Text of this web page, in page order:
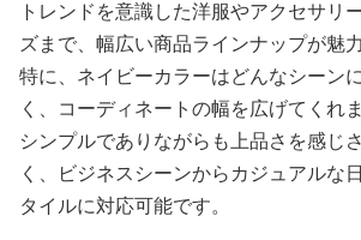
トレンドを意識した洋服やアクセサリ
ズまで、幅広い商品ラインナップが魅力
特に、ネイビーカラーはどんなシーン
く、コーディネートの幅を広げてくれま
シンプルでありながらも上品さを感じ
く、ビジネスシーンからカジュアルな
タイルに対応可能です。